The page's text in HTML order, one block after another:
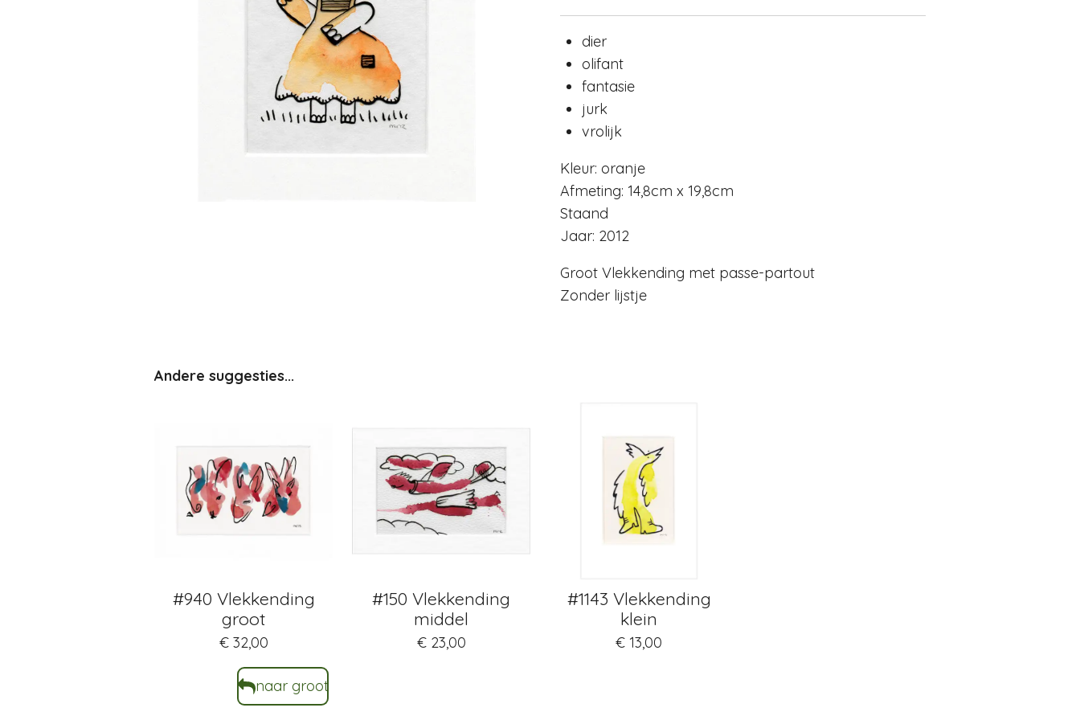
dier
olifant
fantasie
jurk
vrolijk
Kleur: oranje
Afmeting: 14,8cm x 19,8cm
Staand
Jaar: 2012
Groot Vlekkending met passe-partout
Zonder lijstje
Andere suggesties...
#940 Vlekkending
groot
€ 32,00
#150 Vlekkending
middel
€ 23,00
#1143 Vlekkending
klein
€ 13,00
naar groot